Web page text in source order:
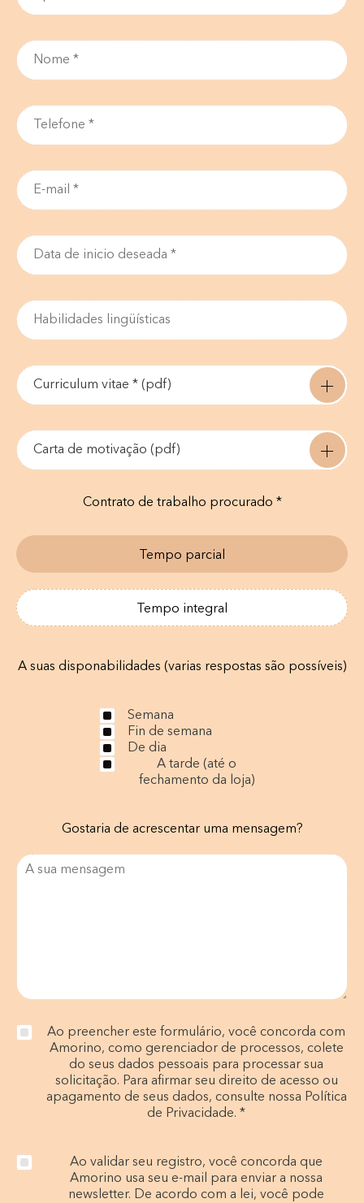
Curriculum vitae * (pdf)
Carta de motivação (pdf)
Contrato de trabalho procurado *
Tempo parcial
Tempo integral
A suas disponabilidades (varias respostas são possíveis)
Semana
Fin de semana
De dia
A tarde (até o
fechamento da loja)
Gostaria de acrescentar uma mensagem?
Ao preencher este formulário, você concorda com
Amorino, como gerenciador de processos, colete
do seus dados pessoais para processar sua
solicitação. Para afirmar seu direito de acesso ou
apagamento de seus dados, consulte nossa Política
de Privacidade. *
Ao validar seu registro, você concorda que
Amorino usa seu e-mail para enviar a nossa
newsletter. De acordo com a lei, você pode